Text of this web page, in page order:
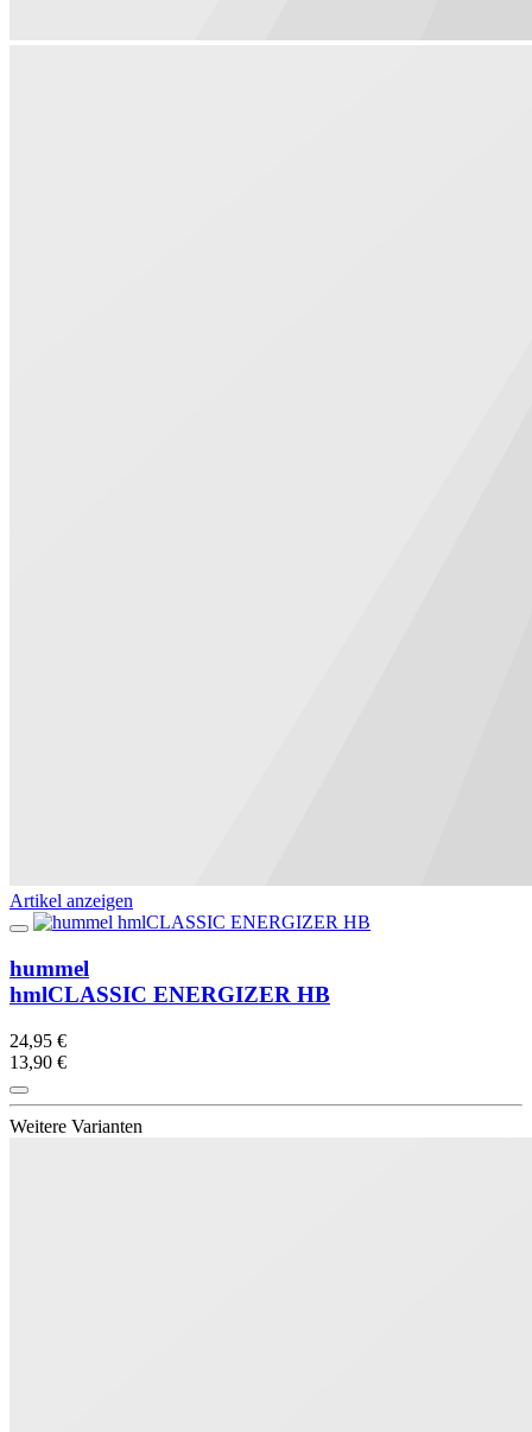
Artikel anzeigen
hummel
hmlCLASSIC ENERGIZER HB
24,95 €
13,90 €
Weitere Varianten